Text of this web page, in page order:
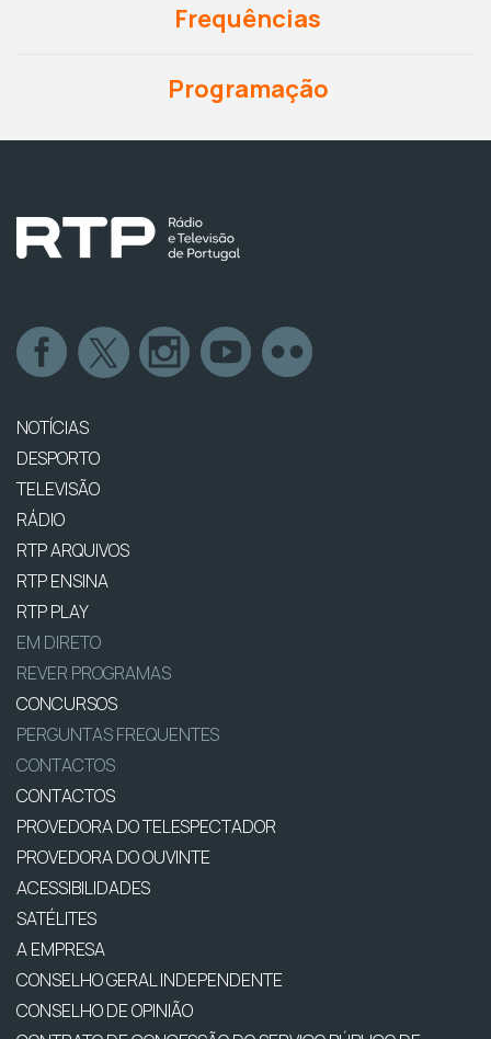
Frequências
Programação
NOTÍCIAS
DESPORTO
TELEVISÃO
RÁDIO
RTP ARQUIVOS
RTP ENSINA
RTP PLAY
EM DIRETO
REVER PROGRAMAS
CONCURSOS
PERGUNTAS FREQUENTES
CONTACTOS
CONTACTOS
PROVEDORA DO TELESPECTADOR
PROVEDORA DO OUVINTE
ACESSIBILIDADES
SATÉLITES
A EMPRESA
CONSELHO GERAL INDEPENDENTE
CONSELHO DE OPINIÃO